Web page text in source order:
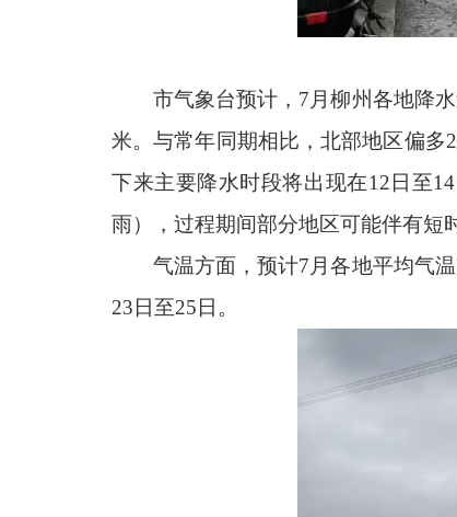
市气象台预计，7月柳州各地降
米。与常年同期相比，北部地区偏多
下来主要降水时段将出现在12日至
雨），过程期间部分地区可能伴有短
气温方面，预计7月各地平均气
23日至25日。